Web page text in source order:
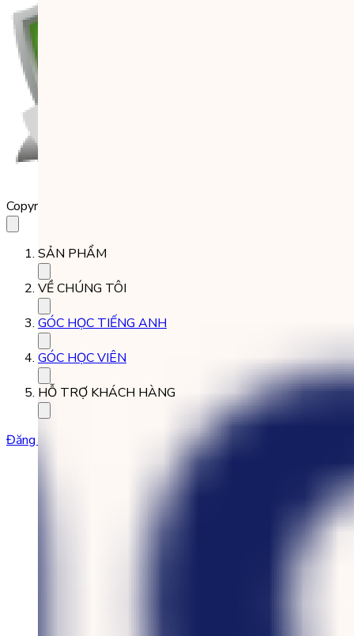
Copyright 2023 Babilala Class
SẢN PHẨM
VỀ CHÚNG TÔI
GÓC HỌC TIẾNG ANH
GÓC HỌC VIÊN
HỖ TRỢ KHÁCH HÀNG
Đăng ký học